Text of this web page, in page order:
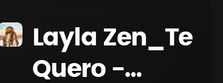
Layla Zen_Te
Quero -